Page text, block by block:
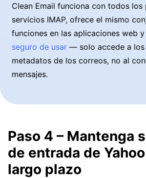
Clean Email funciona con todos
servicios IMAP, ofrece el mismo
funciones en las aplicaciones web
seguro de usar — solo accede a los
metadatos de los correos, no al
mensajes.
Paso 4 – Mantenga
de entrada de
largo plazo